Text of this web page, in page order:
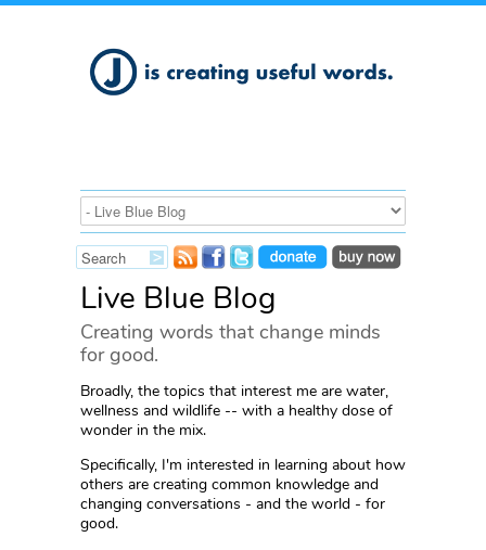
Live Blue Blog
Creating words that change minds
for good.
Broadly, the topics that interest me are water,
wellness and wildlife -- with a healthy dose of
wonder in the mix.
Specifically, I'm interested in learning about how
others are creating common knowledge and
changing conversations - and the world - for
good.